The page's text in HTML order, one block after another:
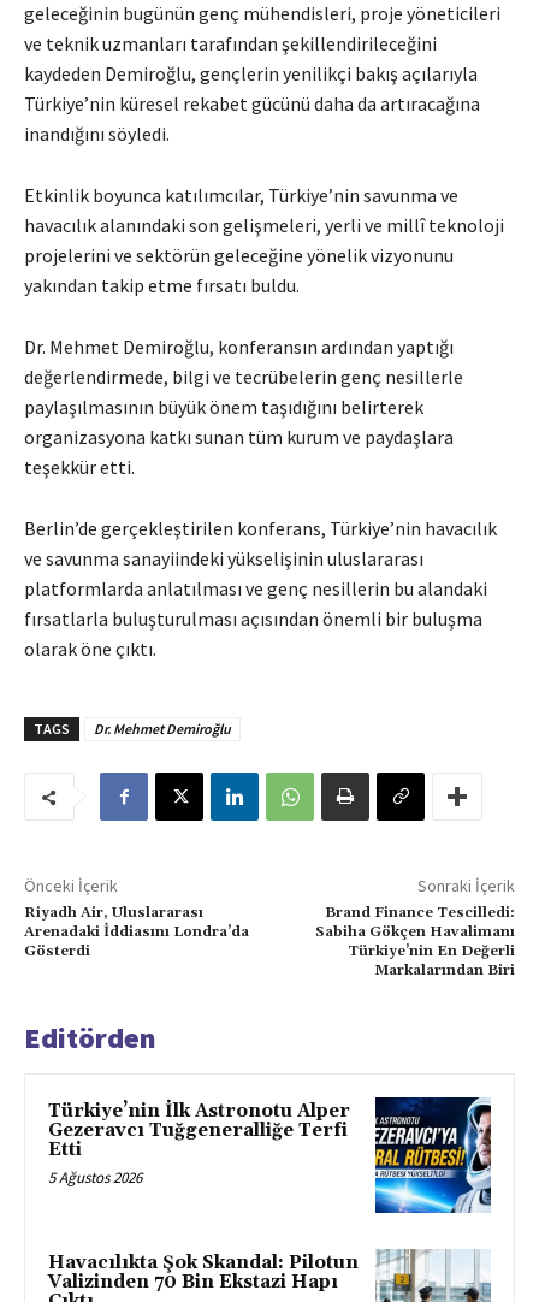
geleceğinin bugünün genç mühendisleri, proje yöneticileri
ve teknik uzmanları tarafından şekillendirileceğini
kaydeden Demiroğlu, gençlerin yenilikçi bakış açılarıyla
Türkiye’nin küresel rekabet gücünü daha da artıracağına
inandığını söyledi.
Etkinlik boyunca katılımcılar, Türkiye’nin savunma ve
havacılık alanındaki son gelişmeleri, yerli ve millî teknoloji
projelerini ve sektörün geleceğine yönelik vizyonunu
yakından takip etme fırsatı buldu.
Dr. Mehmet Demiroğlu, konferansın ardından yaptığı
değerlendirmede, bilgi ve tecrübelerin genç nesillerle
paylaşılmasının büyük önem taşıdığını belirterek
organizasyona katkı sunan tüm kurum ve paydaşlara
teşekkür etti.
Berlin’de gerçekleştirilen konferans, Türkiye’nin havacılık
ve savunma sanayiindeki yükselişinin uluslararası
platformlarda anlatılması ve genç nesillerin bu alandaki
fırsatlarla buluşturulması açısından önemli bir buluşma
olarak öne çıktı.
TAGS Dr. Mehmet Demiroğlu
Önceki İçerik
Riyadh Air, Uluslararası
Arenadaki İddiasını Londra’da
Gösterdi
Sonraki İçerik
Brand Finance Tescilledi:
Sabiha Gökçen Havalimanı
Türkiye’nin En Değerli
Markalarından Biri
Editörden
Türkiye’nin İlk Astronotu Alper
Gezeravcı Tuğgeneralliğe Terfi
Etti
5 Ağustos 2026
Havacılıkta Şok Skandal: Pilotun
Valizinden 70 Bin Ekstazi Hapı